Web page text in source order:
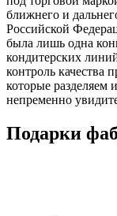
ближнего и
Российской
была лишь одна
кондитерских
контроль качества
которые разделяем
непременно
Подарки